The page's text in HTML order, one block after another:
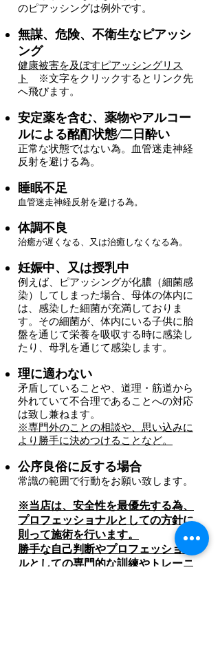
のピアッシングは例外です。
無謀、危険、不衛生なピアッシ
ング
健康被害を及ぼすピアッシングリス
ト
※文字をクリックするとリンク先
へ飛びます。
安定薬を含む、薬物やアルコー
ルによる酩酊状態/二日酔い
正常な状態ではない為。
血管迷走神経
反射を避ける為。
睡眠不足
血管迷走神経反射を避ける為。
体調不良
治癒が遅くなる、又は治癒しなくなる為。
妊娠中、又は授乳中
例えば、ピアッシングが化膿（細菌感
染）してしまった場合、母体の体内に
は、感染した細菌が充満しておりま
す。その細菌が、体内にいる子供に胎
盤を通じて栄養を吸収する時に感染し
たり、母乳を通じて感染します。
理に適わない
矛盾している ことや、道理・筋道から
外れていて不合理であることへの対応
は致し兼ねます。
※専門外のことの相談や、思い込みに
より勝手に決めつけることなど。
公序良俗に反する場合
常識の範囲で行動をお願い致します。
※当店は、安全性を最優先する為、
プロフェッショナルとしての方針に
則って施術を行います。
勝手な自己判断やプロフェッショナ
ルとしての専門的な訓練やトレーニ